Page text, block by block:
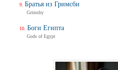
Братья из Гримсби
Grimsby
Боги Египта
Gods of Egypt